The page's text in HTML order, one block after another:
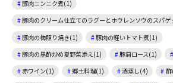
豚肉ニンニク煮(1)
豚肉のクリーム仕立てのラグーとホウレンソウのスパゲ
豚肉の梅照り焼き(1)
豚肉の軽いトマト煮(1)
豚肉の黒酢炒め夏野菜添え(1)
豚肩ロース(1)
赤ワイン(1)
郷土料理(1) 酒蒸し(4)